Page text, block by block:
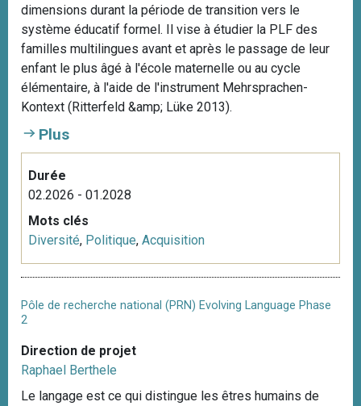
dimensions durant la période de transition vers le
système éducatif formel. Il vise à étudier la PLF des
familles multilingues avant et après le passage de leur
enfant le plus âgé à l'école maternelle ou au cycle
élémentaire, à l'aide de l'instrument Mehrsprachen-
Kontext (Ritterfeld &amp; Lüke 2013).
Plus
Durée
02.2026 - 01.2028
Mots clés
Diversité, Politique, Acquisition
Pôle de recherche national (PRN) Evolving Language Phase
2
Direction de projet
Raphael Berthele
Le langage est ce qui distingue les êtres humains de